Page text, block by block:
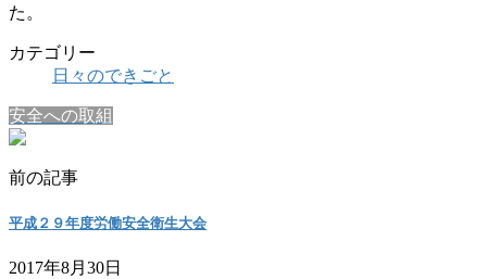
た。
カテゴリー
日々のできごと
安全への取組
前の記事
平成２９年度労働安全衛生大会
2017年8月30日